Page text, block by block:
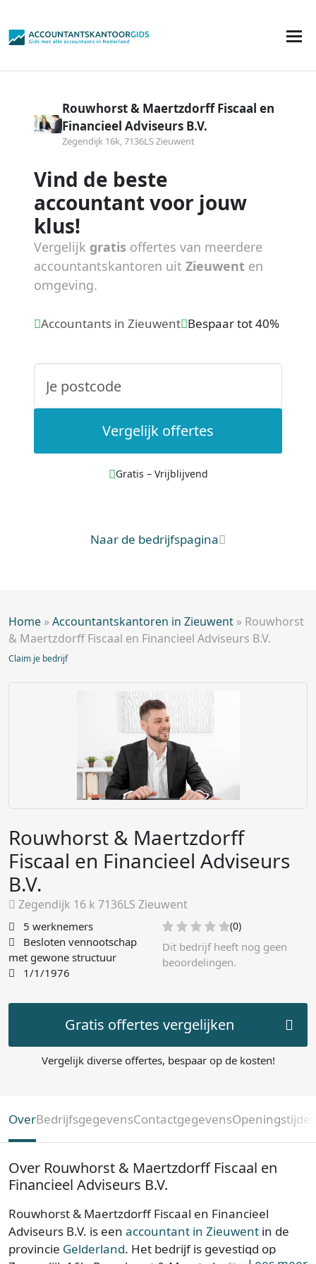
Rouwhorst & Maertzdorff Fiscaal en
Financieel Adviseurs B.V.
Zegendijk 16k, 7136LS Zieuwent
Vind de beste
accountant voor jouw
klus!
Vergelijk gratis offertes van meerdere
accountantskantoren uit Zieuwent en
omgeving.
Accountants in Zieuwent Bespaar tot 40%
Vergelijk offertes
Gratis – Vrijblijvend
Naar de bedrijfspagina
Home »Accountantskantoren in Zieuwent » Rouwhorst
& Maertzdorff Fiscaal en Financieel Adviseurs B.V.
Claim je bedrijf
Rouwhorst & Maertzdorff
Fiscaal en Financieel Adviseurs
B.V.
Zegendijk 16 k 7136LS Zieuwent
5 werknemers
Besloten vennootschap
met gewone structuur
1/1/1976
(0)
Dit bedrijf heeft nog geen
beoordelingen.
Gratis offertes vergelijken
Vergelijk diverse offertes, bespaar op de kosten!
OverBedrijfsgegevensContactgegevens
Over Rouwhorst & Maertzdorff Fiscaal en
Financieel Adviseurs B.V.
Rouwhorst & Maertzdorff Fiscaal en Financieel
Adviseurs B.V. is een accountant in Zieuwent in de
provincie Gelderland. Het bedrijf is gevestigd op